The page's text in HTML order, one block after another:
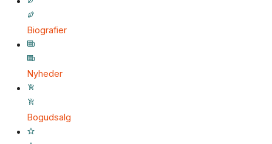
Biografier
Nyheder
Bogudsalg